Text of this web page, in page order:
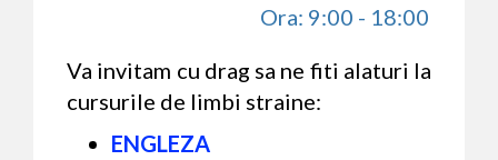
Ora: 9:00 - 18:00
Va invitam cu drag sa ne fiti alaturi la
cursurile de limbi straine:
ENGLEZA